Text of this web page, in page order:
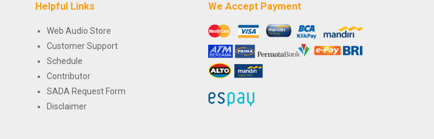
Helpful Links
Web Audio Store
Customer Support
Schedule
Contributor
SADA Request Form
Disclaimer
We Accept Payment